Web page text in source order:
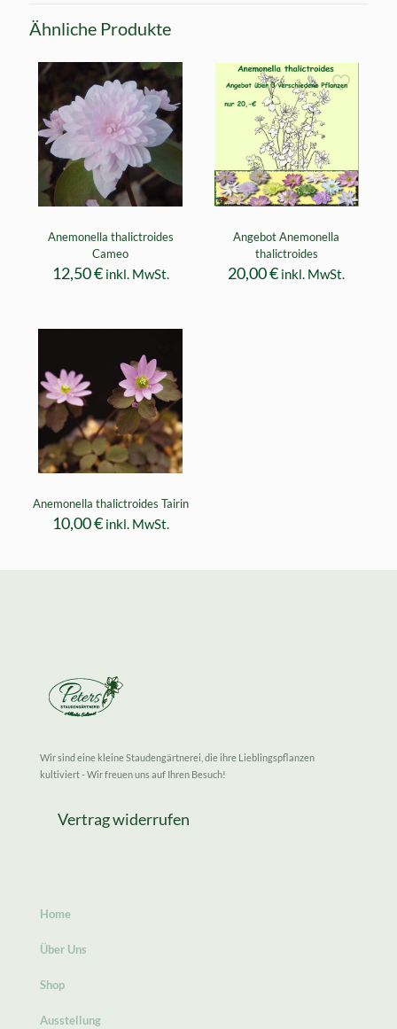
Ähnliche Produkte
Anemonella thalictroides
Cameo
12,50€ inkl. MwSt.
Angebot Anemonella
thalictroides
20,00€ inkl. MwSt.
Anemonella thalictroides Tairin
10,00€ inkl. MwSt.
Wir sind eine kleine Staudengärtnerei, die ihre Lieblingspflanzen
kultiviert - Wir freuen uns auf Ihren Besuch!
Vertrag widerrufen
Home
Über Uns
Shop
Ausstellung